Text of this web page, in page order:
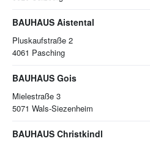
BAUHAUS Aistental
Pluskaufstraße 2
4061 Pasching
BAUHAUS Gois
Mielestraße 3
5071 Wals-Siezenheim
BAUHAUS Christkindl